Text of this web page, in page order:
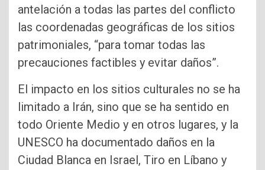
antelación a todas las partes del conflicto
las coordenadas geográficas de los sitios
patrimoniales, “para tomar todas las
precauciones factibles y evitar daños”.
El impacto en los sitios culturales no se ha
limitado a Irán, sino que se ha sentido en
todo Oriente Medio y en otros lugares, y la
UNESCO ha documentado daños en la
Ciudad Blanca en Israel, Tiro en Líbano y